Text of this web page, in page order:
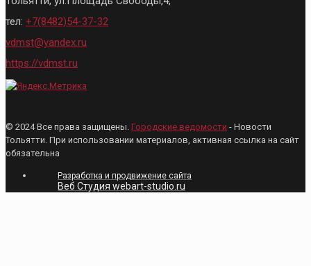
тел: +7(8482)54-37-32
vdmst@yandex.ru
https://vdmst.ru
© 2024 Все права защищены. Городские ведомости - Новости
Тольятти. При использовании материалов, активная ссылка на сайт
обязательна
Разработка и продвижение сайта
Веб Студия webart-studio.ru